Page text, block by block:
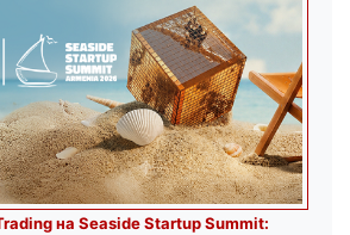
на Seaside Startup Summit: